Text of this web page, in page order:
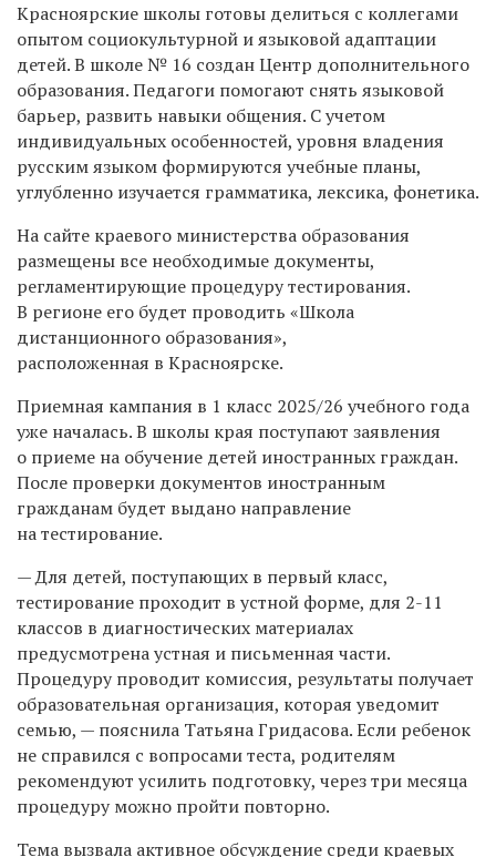
Красноярские школы готовы делиться с коллегами
опытом социокультурной и языковой адаптации
детей. В школе № 16 создан Центр дополнительного
образования. Педагоги помогают снять языковой
барьер, развить навыки общения. С учетом
индивидуальных особенностей, уровня владения
русским языком формируются учебные планы,
углубленно изучается грамматика, лексика, фонетика.
На сайте краевого министерства образования
размещены все необходимые документы,
регламентирующие процедуру тестирования.
В регионе его будет проводить «Школа
дистанционного образования»,
расположенная в Красноярске.
Приемная кампания в 1 класс 2025/26 учебного года
уже началась. В школы края поступают заявления
о приеме на обучение детей иностранных граждан.
После проверки документов иностранным
гражданам будет выдано направление
на тестирование.
— Для детей, поступающих в первый класс,
тестирование проходит в устной форме, для 2-11
классов в диагностических материалах
предусмотрена устная и письменная части.
Процедуру проводит комиссия, результаты получает
образовательная организация, которая уведомит
семью, — пояснила Татьяна Гридасова. Если ребенок
не справился с вопросами теста, родителям
рекомендуют усилить подготовку, через три месяца
процедуру можно пройти повторно.
Тема вызвала активное обсуждение среди краевых